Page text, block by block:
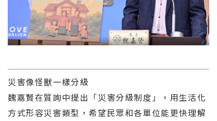
災害像怪獸一樣分級
魏嘉賢在質詢中提出「災害分級制度」，用生活化
方式形容災害類型，希望民眾和各單位能更快理解